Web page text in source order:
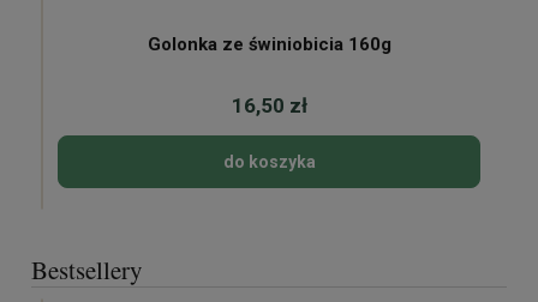
Golonka ze świniobicia 160g
16,50 zł
do koszyka
Bestsellery